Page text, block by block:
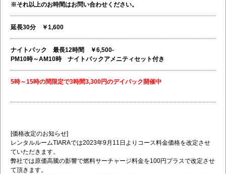
※それ以上のお時間はお問い合わせください。
延長30分 ￥1,600
ナイトパック 最長12時間 ￥6,500-
PM10時～AM10時 ナイトパックアメニティセット付き
5時～15時の間限定で3時間3,300円のデイパック開催中
[価格改定のお知らせ]
レンタルルームTIARAでは2023年9月11日よりコース料金価格を改定させ
ていただきます。
弊社では原価高騰の影響で燃料サーチャージ料金を100円プラスで改定させ
て頂きます。